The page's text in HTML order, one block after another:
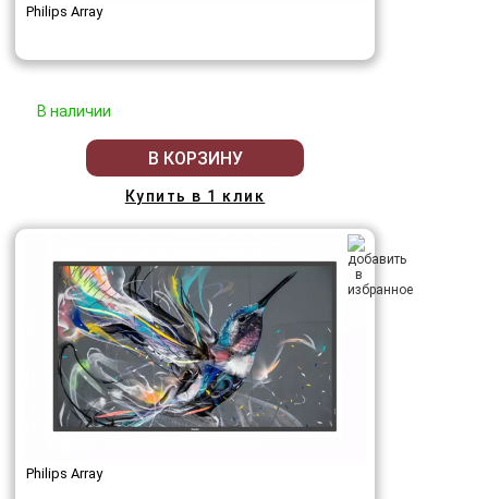
Philips Array
В наличии
В КОРЗИНУ
Купить в 1 клик
Philips Array